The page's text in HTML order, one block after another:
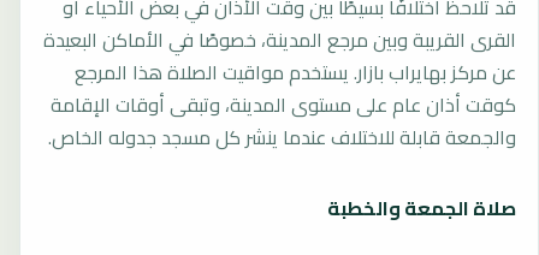
قد تلاحظ اختلافًا بسيطًا بين وقت الأذان في بعض الأحياء أو
القرى القريبة وبين مرجع المدينة، خصوصًا في الأماكن البعيدة
عن مركز بهايراب بازار. يستخدم مواقيت الصلاة هذا المرجع
كوقت أذان عام على مستوى المدينة، وتبقى أوقات الإقامة
والجمعة قابلة للاختلاف عندما ينشر كل مسجد جدوله الخاص.
صلاة الجمعة والخطبة